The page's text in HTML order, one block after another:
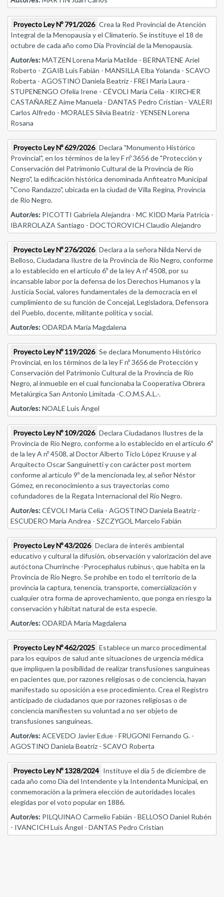
Proyecto Ley Nº 791/2026 Crea la Red Provincial de Atención
Integral de la Menopausia y el Climaterio. Se instituye el 18 de
octubre de cada año como Día Provincial de la Menopausia.
Autor/es:MATZEN Lorena María Matilde - BERNATENE Ariel
Roberto - ZGAIB Luis Fabián - MANSILLA Elba Yolanda - SCAVO
Roberta - AGOSTINO Daniela Beatriz - FREI María Laura -
STUPENENGO Ofelia Irene - CÉVOLI María Celia - KIRCHER
CASTAÑAREZ Aime Manuela - DANTAS Pedro Cristian - VALERI
Carlos Alfredo - MORALES Silvia Beatriz - YENSEN Lorena
Rosana
Proyecto Ley Nº 629/2026 Declara "Monumento Histórico
Provincial", en los términos de la ley F nº 3656 de "Protección y
Conservación del Patrimonio Cultural de la Provincia de Río
Negro", la edificación histórica denominada Anfiteatro Municipal
"Cono Randazzo", ubicada en la ciudad de Villa Regina, Provincia
de Río Negro.
Autor/es: PICOTTI Gabriela Alejandra - MC KIDD María Patricia -
IBARROLAZA Santiago - DOCTOROVICH Claudio Alejandro
Proyecto Ley Nº 276/2026 Declara a la señora Nilda Nervi de
Belloso, Ciudadana Ilustre de la Provincia de Río Negro, conforme
a lo establecido en el artículo 6º de la ley A nº 4508, por su
incansable labor por la defensa de los Derechos Humanos y la
Justicia Social, valores fundamentales de la democracia en el
cumplimiento de su función de Concejal, Legisladora, Defensora
del Pueblo, docente, militante política y social.
Autor/es:ODARDA María Magdalena
Proyecto Ley Nº 119/2026 Se declara Monumento Histórico
Provincial, en los términos de la ley F nº 3656 de Protección y
Conservación del Patrimonio Cultural de la Provincia de Río
Negro, al inmueble en el cual funcionaba la Cooperativa Obrera
Metalúrgica San Antonio Limitada -C.O.M.S.A.L.-.
Autor/es:NOALE Luis Ángel
Proyecto Ley Nº 109/2026 Declara Ciudadanos Ilustres de la
Provincia de Río Negro, conforme a lo establecido en el artículo 6º
de la ley A nº 4508, al Doctor Alberto Ticlo López Kruuse y al
Arquitecto Oscar Sanguinetti y con carácter post mortem
conforme al artículo 9º de la mencionada ley, al señor Néstor
Gómez, en reconocimiento a sus trayectorias como
cofundadores de la Regata Internacional del Río Negro.
Autor/es:CÉVOLI María Celia - AGOSTINO Daniela Beatriz -
ESCUDERO María Andrea - SZCZYGOL Marcelo Fabián
Proyecto Ley Nº 43/2026 Declara de interés ambiental
educativo y cultural la difusión, observación y valorización del ave
autóctona Churrinche -Pyrocephalus rubinus-, que habita en la
Provincia de Río Negro. Se prohíbe en todo el territorio de la
provincia la captura, tenencia, transporte, comercialización y
cualquier otra forma de aprovechamiento, que ponga en riesgo la
conservación y hábitat natural de esta especie.
Autor/es:ODARDA María Magdalena
Proyecto Ley Nº 462/2025 Establece un marco procedimental
para los equipos de salud ante situaciones de urgencia médica
que impliquen la posibilidad de realizar transfusiones sanguíneas
en pacientes que, por razones religiosas o de conciencia, hayan
manifestado su oposición a ese procedimiento. Crea el Registro
anticipado de ciudadanos que por razones religiosas o de
conciencia manifiesten su voluntad a no ser objeto de
transfusiones sanguíneas.
Autor/es:ACEVEDO Javier Edue - FRUGONI Fernando G. -
AGOSTINO Daniela Beatriz - SCAVO Roberta
Proyecto Ley Nº 1328/2024 Instituye el día 5 de diciembre de
cada año como Día del Intendente y la Intendenta Municipal, en
conmemoración a la primera elección de autoridades locales
elegidas por el voto popular en 1886.
Autor/es: PILQUINAO Carmelio Fabián - BELLOSO Daniel Rubén
- IVANCICH Luis Ángel - DANTAS Pedro Cristian